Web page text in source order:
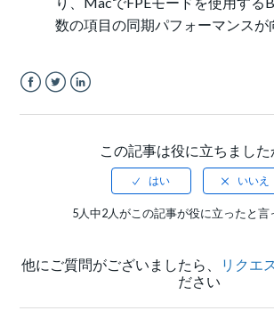
数の項目の同期パフォーマンスが
この記事は役に立ちました
5人中2人がこの記事が役に立ったと言
他にご質問がございましたら、 リクエ
ださい